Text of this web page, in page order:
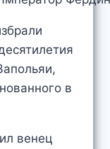
в
венец